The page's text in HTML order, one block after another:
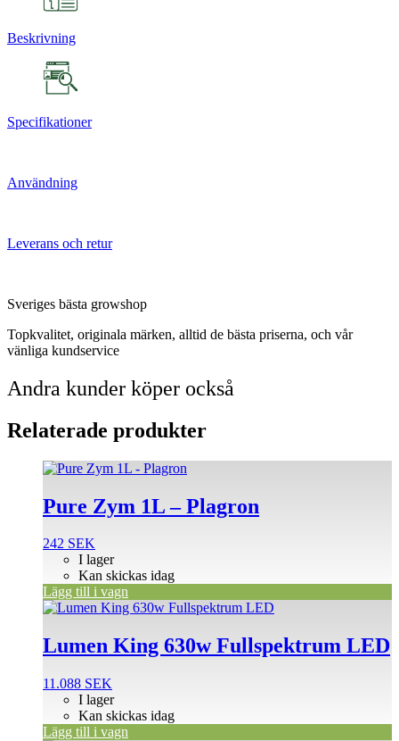
Beskrivning
Specifikationer
Användning
Leverans och retur
Sveriges bästa growshop
Topkvalitet, originala märken, alltid de bästa priserna, och vår
vänliga kundservice
Andra kunder köper också
Relaterade produkter
Pure Zym 1L – Plagron
242 SEK
I lager
Kan skickas idag
Lägg till i vagn
Lumen King 630w Fullspektrum LED
11.088 SEK
I lager
Kan skickas idag
Lägg till i vagn